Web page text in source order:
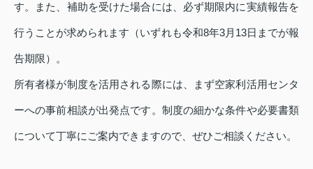
す。また、補助を受けた場合には、必ず期限内に実績報告を
行うことが求められます（いずれも令和8年3月13日までが報
告期限）。
所有者様が制度を活用される際には、まず空家利活用センタ
ーへの事前相談が出発点です。制度の細かな条件や必要書類
について丁寧にご案内できますので、ぜひご相談ください。